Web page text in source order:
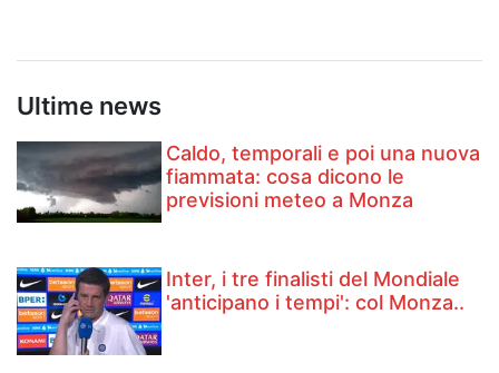
Ultime news
Caldo, temporali e poi una nuova
fiammata: cosa dicono le
previsioni meteo a Monza
Inter, i tre finalisti del Mondiale
'anticipano i tempi': col Monza..